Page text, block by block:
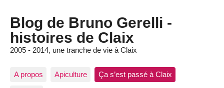
Blog de Bruno Gerelli -
histoires de Claix
2005 - 2014, une tranche de vie à Claix
A propos Apiculture Ça s’est passé à Claix